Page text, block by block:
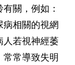
關，例如：
病相關的視網
人若視神經萎
常導致失明